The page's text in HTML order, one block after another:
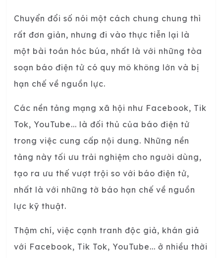
Chuyển đổi số nói một cách chung chung thì
rất đơn giản, nhưng đi vào thực tiễn lại là
một bài toán hóc búa, nhất là với những tòa
soạn báo điện tử có quy mô không lớn và bị
hạn chế về nguồn lực.
Các nền tảng mạng xã hội như Facebook, Tik
Tok, YouTube... là đối thủ của báo điện tử
trong việc cung cấp nội dung. Những nền
tảng này tối ưu trải nghiệm cho người dùng,
tạo ra ưu thế vượt trội so với báo điện tử,
nhất là với những tờ báo hạn chế về nguồn
lực kỹ thuật.
Thậm chí, việc cạnh tranh độc giả, khán giả
với Facebook, Tik Tok, YouTube... ở nhiều thời